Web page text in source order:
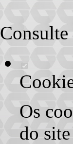
Consulte
Os
do